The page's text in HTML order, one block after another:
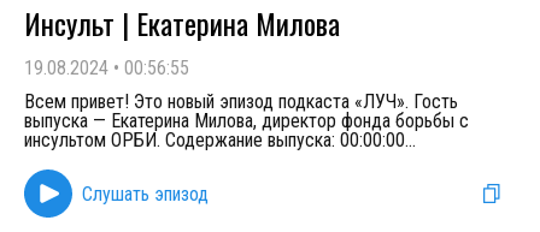
Инсульт | Екатерина Милова
19.08.2024 • 00:56:55
Всем привет! Это новый эпизод подкаста «ЛУЧ». Гость
выпуска — Екатерина Милова, директор фонда борьбы с
инсультом ОРБИ. Содержание выпуска: 00:00:00...
Слушать эпизод